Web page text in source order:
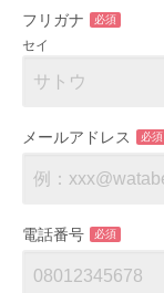
フリガナ 必須
セイ
メールアドレス 必須
電話番号 必須